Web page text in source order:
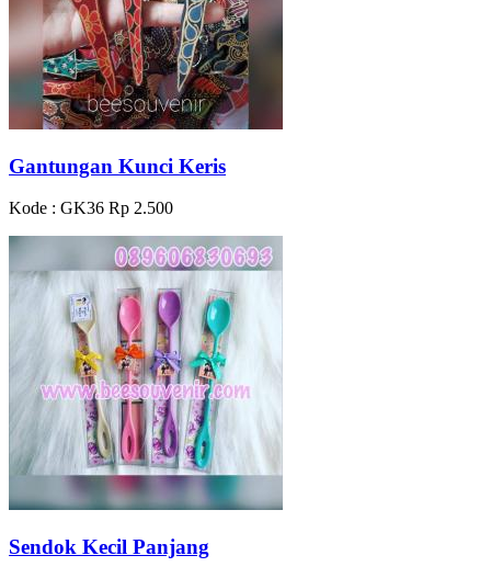
Gantungan Kunci Keris
Kode : GK36 Rp 2.500
Sendok Kecil Panjang